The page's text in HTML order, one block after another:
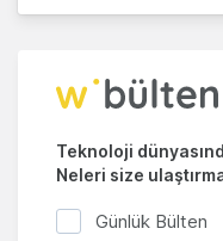
Teknoloji
Neleri size
Günlük Bülten